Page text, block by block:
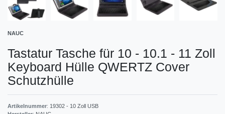
NAUC
Tastatur Tasche für 10 - 10.1 - 11 Zoll
Keyboard Hülle QWERTZ Cover
Schutzhülle
Artikelnummer: 19302 - 10 Zoll USB